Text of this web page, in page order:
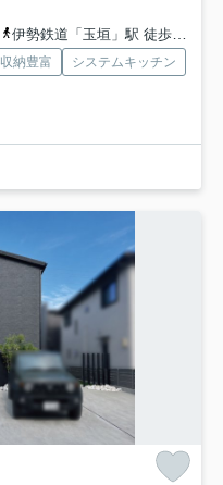
伊勢鉄道「玉垣」駅 徒歩32分
収納豊富
システムキッチン